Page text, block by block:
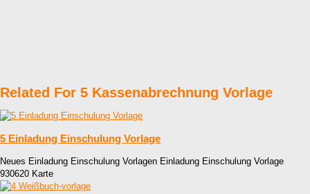
Related For 5 Kassenabrechnung Vorlage
5 Einladung Einschulung Vorlage
Neues Einladung Einschulung Vorlagen Einladung Einschulung Vorlage
930620 Karte